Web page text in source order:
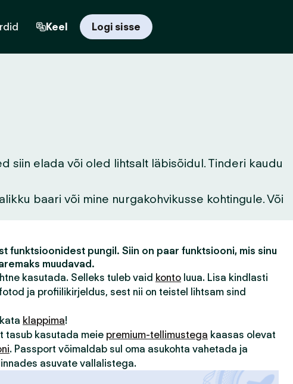
Keel Logi sisse
siin elada või oled lihtsalt läbisõidul. Tinderi kaudu
baari või mine nurgakohvikusse kohtingule. Või
funktsioonidest pungil. Siin on paar funktsiooni, mis sinu
muudavad.
kasutada. Selleks tuleb vaid konto luua. Lisa kindlasti
ja profiilikirjeldus, sest nii on teistel lihtsam sind
klappima!
tasub kasutada meie premium-tellimustega kaasas olevat
. Passport võimaldab sul oma asukohta vahetada ja
asuvate vallalistega.